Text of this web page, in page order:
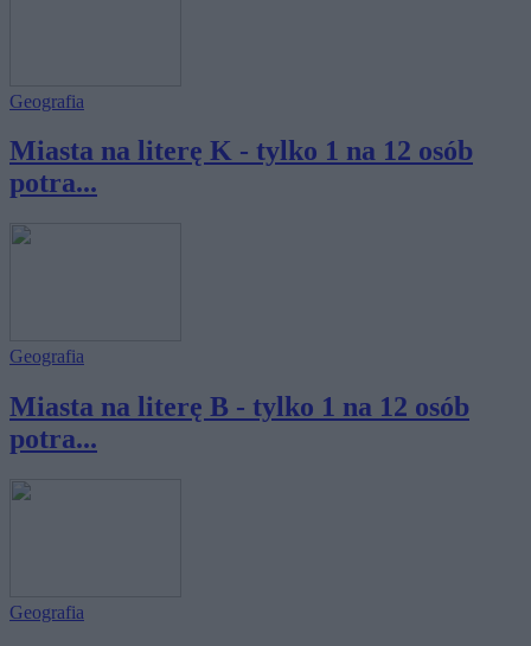
Geografia
Miasta na literę K - tylko 1 na 12 osób
potra...
Geografia
Miasta na literę B - tylko 1 na 12 osób
potra...
Geografia